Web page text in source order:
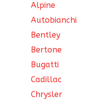
Alpine
Autobianchi
Bentley
Bertone
Bugatti
Cadillac
Chrysler